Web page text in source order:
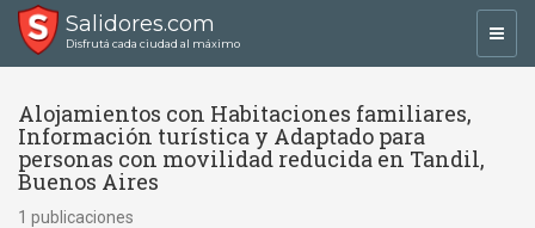
Salidores.com
Disfrutá cada ciudad al máximo
Alojamientos con Habitaciones familiares,
Información turística y Adaptado para
personas con movilidad reducida en Tandil,
Buenos Aires
1 publicaciones